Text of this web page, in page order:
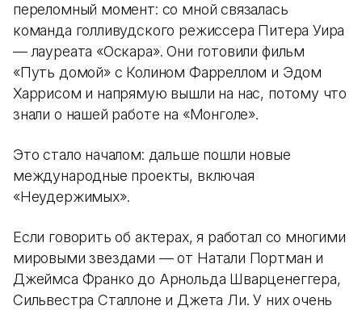
переломный момент: со мной связалась
команда голливудского режиссера Питера Уира
— лауреата «Оскара». Они готовили фильм
«Путь домой» с Колином Фарреллом и Эдом
Харрисом и напрямую вышли на нас, потому что
знали о нашей работе на «Монголе».
Это стало началом: дальше пошли новые
международные проекты, включая
«Неудержимых».
Если говорить об актерах, я работал со многими
мировыми звездами — от Натали Портман и
Джеймса Франко до Арнольда Шварценеггера,
Сильвестра Сталлоне и Джета Ли. У них очень